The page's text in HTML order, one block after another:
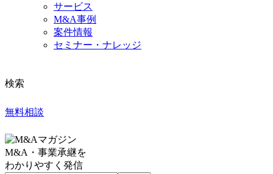
サービス
M&A事例
案件情報
セミナー・ナレッジ
検索
無料相談
M&A・事業承継を
わかりやすく発信